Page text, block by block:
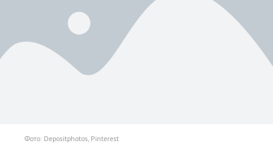
Фото: Depositphotos, Pinterest